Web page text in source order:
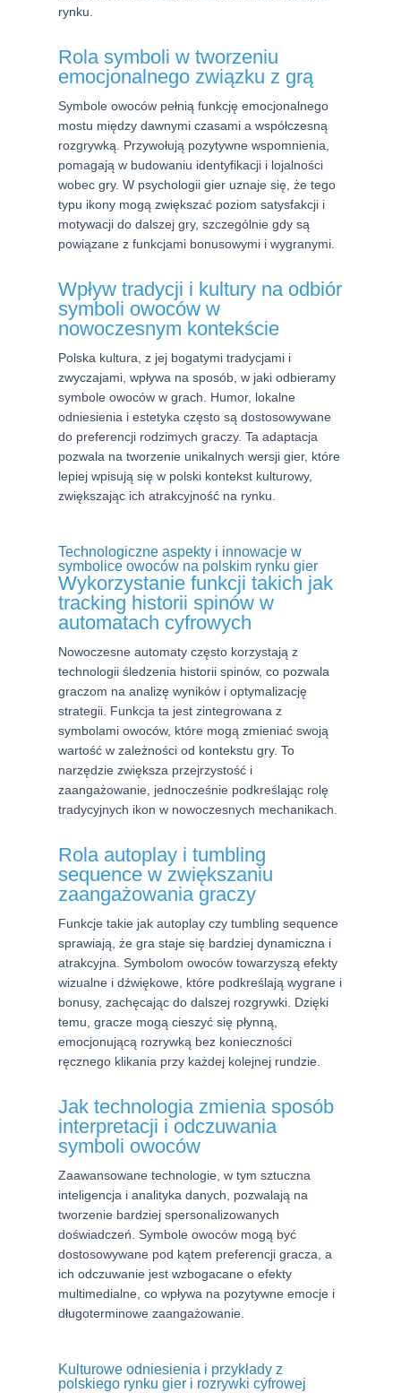
rynku.
Rola symboli w tworzeniu
emocjonalnego związku z grą
Symbole owoców pełnią funkcję emocjonalnego
mostu między dawnymi czasami a współczesną
rozgrywką. Przywołują pozytywne wspomnienia,
pomagają w budowaniu identyfikacji i lojalności
wobec gry. W psychologii gier uznaje się, że tego
typu ikony mogą zwiększać poziom satysfakcji i
motywacji do dalszej gry, szczególnie gdy są
powiązane z funkcjami bonusowymi i wygranymi.
Wpływ tradycji i kultury na odbiór
symboli owoców w
nowoczesnym kontekście
Polska kultura, z jej bogatymi tradycjami i
zwyczajami, wpływa na sposób, w jaki odbieramy
symbole owoców w grach. Humor, lokalne
odniesienia i estetyka często są dostosowywane
do preferencji rodzimych graczy. Ta adaptacja
pozwala na tworzenie unikalnych wersji gier, które
lepiej wpisują się w polski kontekst kulturowy,
zwiększając ich atrakcyjność na rynku.
Technologiczne aspekty i innowacje w
symbolice owoców na polskim rynku gier
Wykorzystanie funkcji takich jak
tracking historii spinów w
automatach cyfrowych
Nowoczesne automaty często korzystają z
technologii śledzenia historii spinów, co pozwala
graczom na analizę wyników i optymalizację
strategii. Funkcja ta jest zintegrowana z
symbolami owoców, które mogą zmieniać swoją
wartość w zależności od kontekstu gry. To
narzędzie zwiększa przejrzystość i
zaangażowanie, jednocześnie podkreślając rolę
tradycyjnych ikon w nowoczesnych mechanikach.
Rola autoplay i tumbling
sequence w zwiększaniu
zaangażowania graczy
Funkcje takie jak autoplay czy tumbling sequence
sprawiają, że gra staje się bardziej dynamiczna i
atrakcyjna. Symbolom owoców towarzyszą efekty
wizualne i dźwiękowe, które podkreślają wygrane i
bonusy, zachęcając do dalszej rozgrywki. Dzięki
temu, gracze mogą cieszyć się płynną,
emocjonującą rozrywką bez konieczności
ręcznego klikania przy każdej kolejnej rundzie.
Jak technologia zmienia sposób
interpretacji i odczuwania
symboli owoców
Zaawansowane technologie, w tym sztuczna
inteligencja i analityka danych, pozwalają na
tworzenie bardziej spersonalizowanych
doświadczeń. Symbole owoców mogą być
dostosowywane pod kątem preferencji gracza, a
ich odczuwanie jest wzbogacane o efekty
multimedialne, co wpływa na pozytywne emocje i
długoterminowe zaangażowanie.
Kulturowe odniesienia i przykłady z
polskiego rynku gier i rozrywki cyfrowej